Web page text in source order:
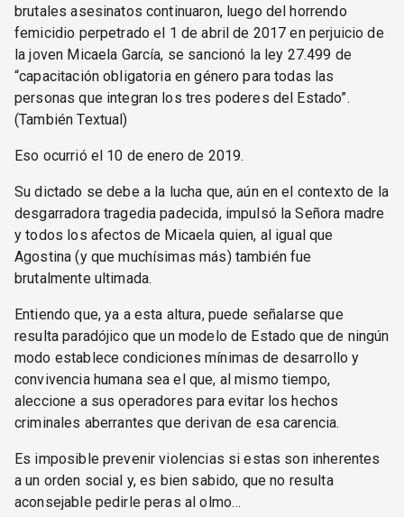
brutales asesinatos continuaron, luego del horrendo
femicidio perpetrado el 1 de abril de 2017 en perjuicio de
la joven Micaela García, se sancionó la ley 27.499 de
“capacitación obligatoria en género para todas las
personas que integran los tres poderes del Estado”.
(También Textual)
Eso ocurrió el 10 de enero de 2019.
Su dictado se debe a la lucha que, aún en el contexto de la
desgarradora tragedia padecida, impulsó la Señora madre
y todos los afectos de Micaela quien, al igual que
Agostina (y que muchísimas más) también fue
brutalmente ultimada.
Entiendo que, ya a esta altura, puede señalarse que
resulta paradójico que un modelo de Estado que de ningún
modo establece condiciones mínimas de desarrollo y
convivencia humana sea el que, al mismo tiempo,
aleccione a sus operadores para evitar los hechos
criminales aberrantes que derivan de esa carencia.
Es imposible prevenir violencias si estas son inherentes
a un orden social y, es bien sabido, que no resulta
aconsejable pedirle peras al olmo…